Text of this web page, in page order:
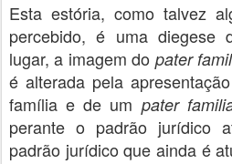
Esta estória, como talvez
percebido, é uma diegese
lugar, a imagem do pater
é alterada pela
família e de um pater
perante o padrão jurídico
padrão jurídico que ainda é